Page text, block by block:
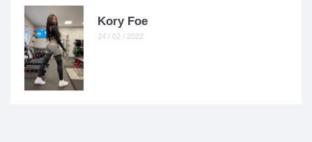
Kory Foe
24 / 02 / 2022